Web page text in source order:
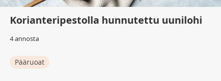
Korianteripestolla hunnutettu uunilohi
4 annosta
Pääruoat